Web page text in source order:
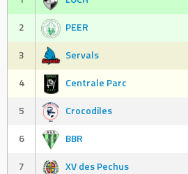
2
PEER
3
Servals
4
Centrale Parc
5
Crocodiles
6
BBR
7
XV des Pechus